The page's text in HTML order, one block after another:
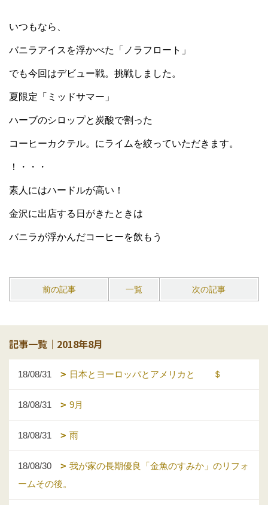
いつもなら、
バニラアイスを浮かべた「ノラフロート」
でも今回はデビュー戦。挑戦しました。
夏限定「ミッドサマー」
ハーブのシロップと炭酸で割った
コーヒーカクテル。にライムを絞っていただきます。
！・・・
素人にはハードルが高い！
金沢に出店する日がきたときは
バニラが浮かんだコーヒーを飲もう
前の記事 一覧 次の記事
記事一覧｜2018年8月
18/08/31 日本とヨーロッパとアメリカと ＄
18/08/31 9月
18/08/31 雨
18/08/30
我が家の長期優良「金魚のすみか」のリフォ
ームその後。